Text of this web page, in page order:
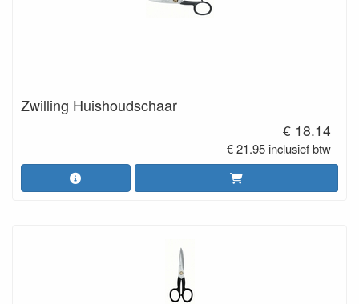
Zwilling Huishoudschaar
€ 18.14
€ 21.95 inclusief btw